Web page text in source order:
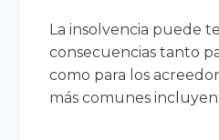
La insolvencia puede
consecuencias tanto
como para los
más comunes incluyen: